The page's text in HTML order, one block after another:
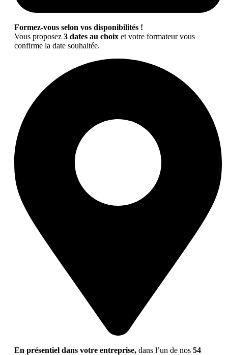
Formez-vous selon vos disponibilités !
Vous proposez 3 dates au choix et votre formateur vous
confirme la date souhaitée.
En présentiel dans votre entreprise, dans l’un de nos 54